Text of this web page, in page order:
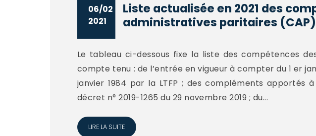
06/02
2021
Liste actualisée en 2021 des
administratives paritaires
Le tableau ci-dessous fixe la liste des compétences
compte tenu : de l’entrée en vigueur à compter du 1 er
janvier 1984 par la LTFP ; des compléments apportés
décret n° 2019-1265 du 29 novembre 2019 ; du...
LIRE LA SUITE